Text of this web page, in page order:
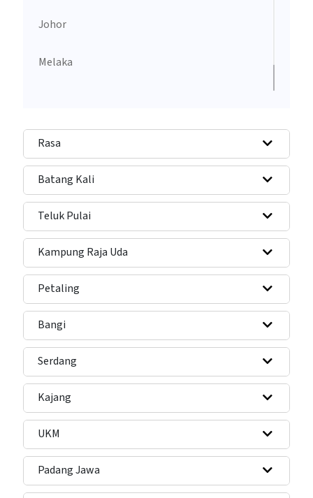
Johor
Melaka
Rasa
Batang Kali
Teluk Pulai
Kampung Raja Uda
Petaling
Bangi
Serdang
Kajang
UKM
Padang Jawa